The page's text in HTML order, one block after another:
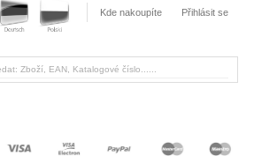
Kde nakoupíte Přihlásit se